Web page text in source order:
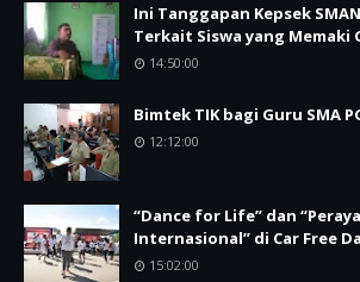
Ini Tanggapan Kepsek
Terkait Siswa yang Memaki
14:50:00
Bimtek TIK bagi Guru SMA
12:12:00
“Dance for Life” dan
Internasional” di Car Free
15:02:00